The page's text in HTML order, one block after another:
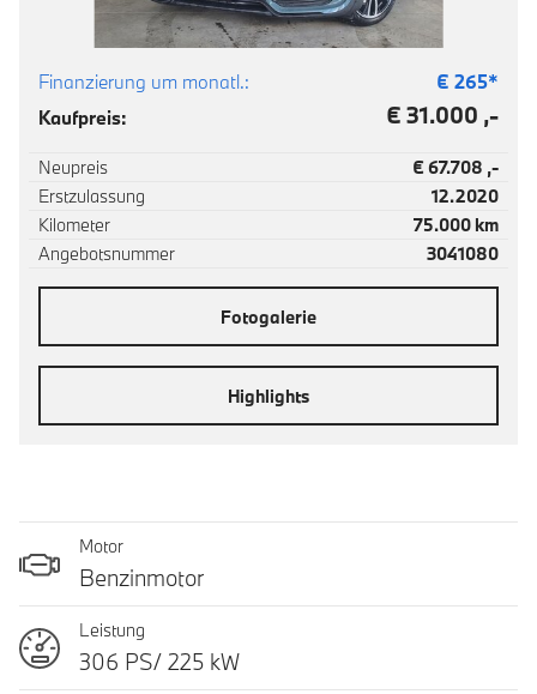
Finanzierung um monatl.: € 265*
Kaufpreis:
€ 31.000 ,-
Neupreis
€ 67.708 ,-
Erstzulassung
12.2020
Kilometer
75.000 km
Angebotsnummer
3041080
Fotogalerie
Highlights
Motor
Benzinmotor
Leistung
306 PS/ 225 kW